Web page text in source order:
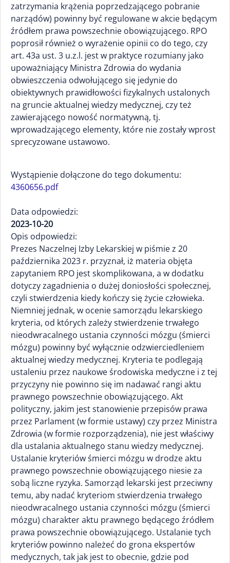
zatrzymania krążenia poprzedzającego pobranie
narządów) powinny być regulowane w akcie będącym
źródłem prawa powszechnie obowiązującego. RPO
poprosił również o wyrażenie opinii co do tego, czy
art. 43a ust. 3 u.z.l. jest w praktyce rozumiany jako
upoważniający Ministra Zdrowia do wydania
obwieszczenia odwołującego się jedynie do
obiektywnych prawidłowości fizykalnych ustalonych
na gruncie aktualnej wiedzy medycznej, czy też
zawierającego nowość normatywną, tj.
wprowadzającego elementy, które nie zostały wprost
sprecyzowane ustawowo.
Wystąpienie dołączone do tego dokumentu:
4360656.pdf
Data odpowiedzi:
2023-10-20
Opis odpowiedzi:
Prezes Naczelnej Izby Lekarskiej w piśmie z 20
października 2023 r. przyznał, iż materia objęta
zapytaniem RPO jest skomplikowana, a w dodatku
dotyczy zagadnienia o dużej doniosłości społecznej,
czyli stwierdzenia kiedy kończy się życie człowieka.
Niemniej jednak, w ocenie samorządu lekarskiego
kryteria, od których zależy stwierdzenie trwałego
nieodwracalnego ustania czynności mózgu (śmierci
mózgu) powinny być wyłącznie odzwierciedleniem
aktualnej wiedzy medycznej. Kryteria te podlegają
ustaleniu przez naukowe środowiska medyczne i z tej
przyczyny nie powinno się im nadawać rangi aktu
prawnego powszechnie obowiązującego. Akt
polityczny, jakim jest stanowienie przepisów prawa
przez Parlament (w formie ustawy) czy przez Ministra
Zdrowia (w formie rozporządzenia), nie jest właściwy
dla ustalania aktualnego stanu wiedzy medycznej.
Ustalanie kryteriów śmierci mózgu w drodze aktu
prawnego powszechnie obowiązującego niesie za
sobą liczne ryzyka. Samorząd lekarski jest przeciwny
temu, aby nadać kryteriom stwierdzenia trwałego
nieodwracalnego ustania czynności mózgu (śmierci
mózgu) charakter aktu prawnego będącego źródłem
prawa powszechnie obowiązującego. Ustalanie tych
kryteriów powinno należeć do grona ekspertów
medycznych, tak jak jest to obecnie, gdzie pod